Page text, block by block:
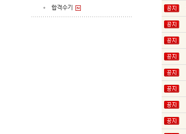
합격수기